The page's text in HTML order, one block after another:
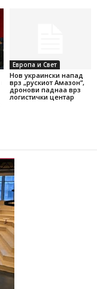
Европа и Свет
Нов украински напад
врз „рускиот Амазон“,
дронови паднаа врз
логистички центар